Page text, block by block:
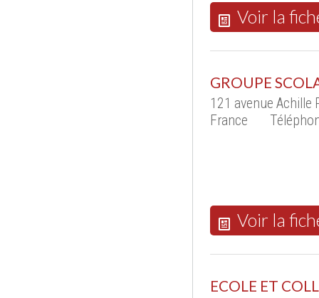
Voir la
GROUPE
121 avenue Achille
France
Voir la
ECOLE ET